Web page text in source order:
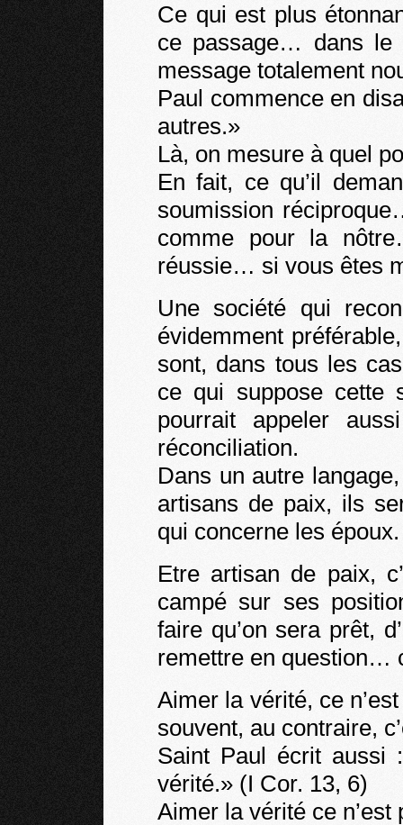
Ce qui est plus
ce passage… dans le
message totalement
Paul commence en
autres.»
Là, on mesure à quel
En fait, ce qu’il
soumission
comme pour la
réussie… si vous êtes
Une société qui
évidemment
sont, dans tous les
ce qui suppose cette
pourrait appeler
réconciliation.
Dans un autre
artisans de paix, ils
qui concerne les époux.
Etre artisan de paix,
campé sur ses
faire qu’on sera prêt,
remettre en question…
Aimer la vérité, ce
souvent, au contraire,
Saint Paul écrit aussi
vérité.» (I Cor. 13, 6)
Aimer la vérité ce